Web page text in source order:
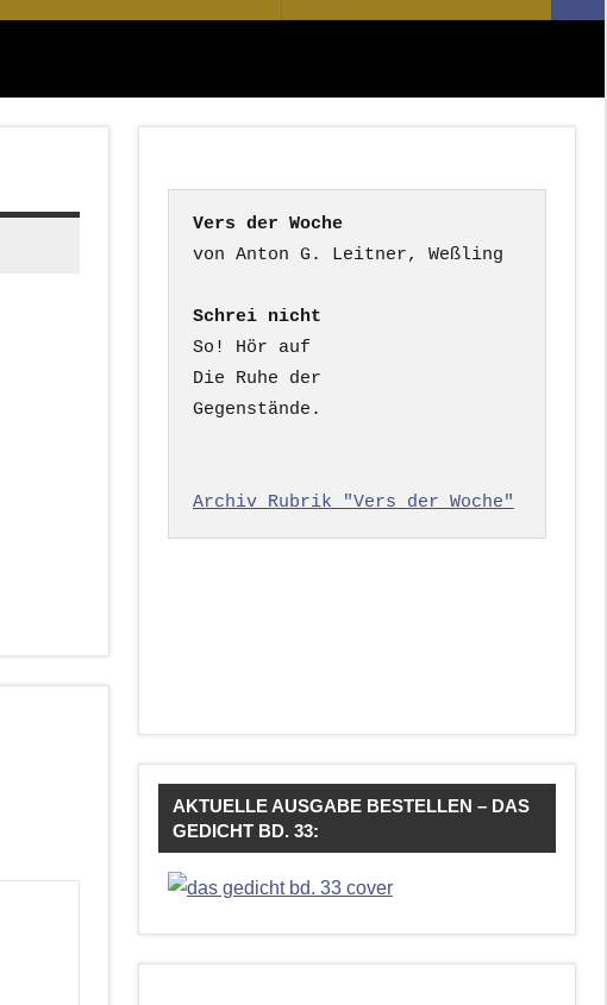
nach:
Vers der Woche
Schrei nicht
So! Hör auf
Die Ruhe der
Gegenstände.
Archiv Rubrik "Vers der Woche"
AKTUELLE AUSGABE BESTELLEN – DAS
GEDICHT BD. 33: